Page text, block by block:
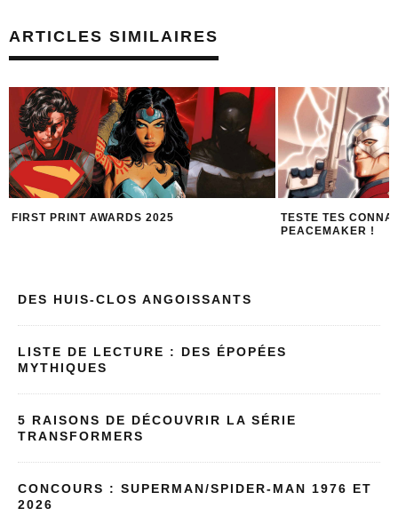
ARTICLES SIMILAIRES
TESTE TES CONNAISSANCES SUR
PEACEMAKER :
JUSQU’AUX DENTS
DES HUIS-CLOS ANGOISSANTS
LISTE DE LECTURE : DES ÉPOPÉES
MYTHIQUES
5 RAISONS DE DÉCOUVRIR LA SÉRIE
TRANSFORMERS
CONCOURS : SUPERMAN/SPIDER-MAN 1976 ET
2026